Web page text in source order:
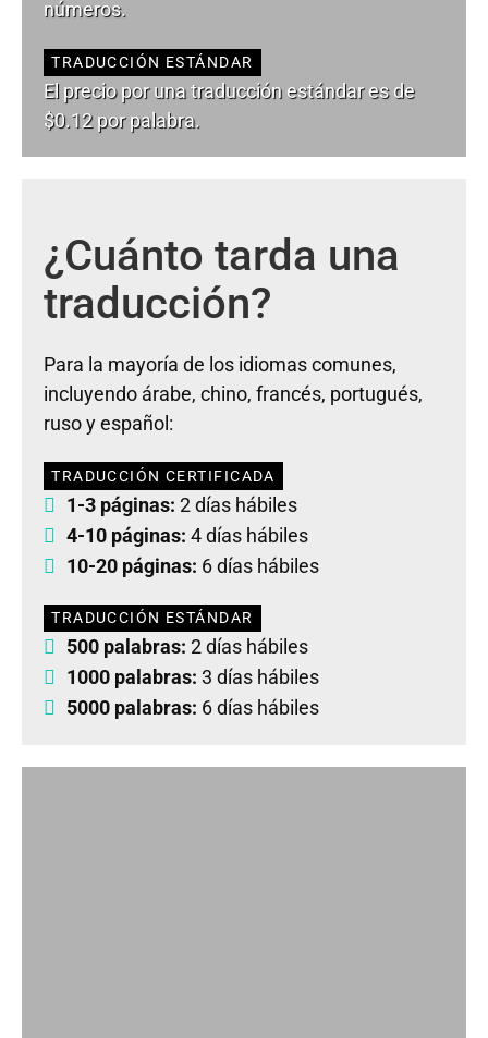
números.
TRADUCCIÓN ESTÁNDAR
El precio por una traducción estándar es de
$0.12 por palabra.
¿Cuánto tarda una
traducción?
Para la mayoría de los idiomas comunes,
incluyendo árabe, chino, francés, portugués,
ruso y español:
TRADUCCIÓN CERTIFICADA
1-3 páginas: 2 días hábiles
4-10 páginas: 4 días hábiles
10-20 páginas: 6 días hábiles
TRADUCCIÓN ESTÁNDAR
500 palabras: 2 días hábiles
1000 palabras: 3 días hábiles
5000 palabras: 6 días hábiles